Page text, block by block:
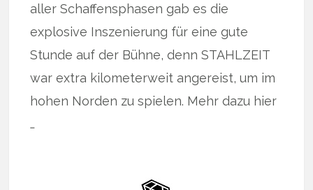
aller Schaffensphasen gab es die
explosive Inszenierung für eine gute
Stunde auf der Bühne, denn STAHLZEIT
war extra kilometerweit angereist, um im
hohen Norden zu spielen. Mehr dazu hier
…